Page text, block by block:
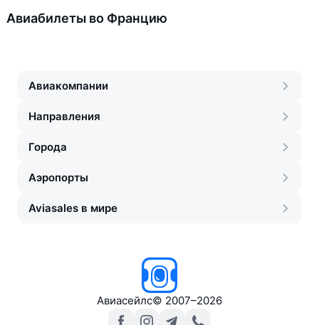
Авиабилеты во Францию
Авиакомпании
Направления
Города
Аэропорты
Aviasales в мире
Авиасейлс© 2007–2026